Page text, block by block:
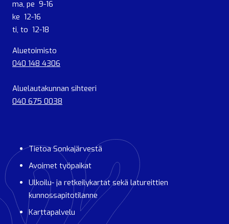
ma, pe 9-16
ke 12-16
ti, to 12-18
Aluetoimisto
040 148 4306
Aluelautakunnan sihteeri
040 675 0038
Tietoa Sonkajärvestä
Avoimet työpaikat
Ulkoilu- ja retkeilykartat sekä latureittien
kunnossapitotilanne
Karttapalvelu